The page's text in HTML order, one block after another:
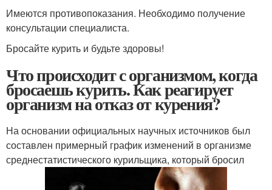
Имеются противопоказания. Необходимо получение
консультации специалиста.
Бросайте курить и будьте здоровы!
Что происходит с организмом, когда
бросаешь курить. Как реагирует
организм на отказ от курения?
На основании официальных научных источников был
составлен примерный график изменений в организме
среднестатистического курильщика, который бросил